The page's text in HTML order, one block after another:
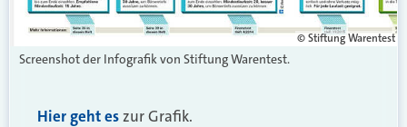
© Stiftung Warentest
Screenshot der Infografik von Stiftung Warentest.
Hier geht eszur Grafik.